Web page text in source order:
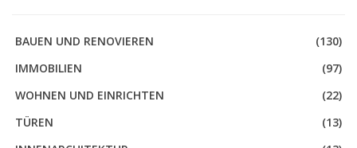
BAUEN UND RENOVIEREN
(130)
IMMOBILIEN
(97)
WOHNEN UND EINRICHTEN
(22)
TÜREN
(13)